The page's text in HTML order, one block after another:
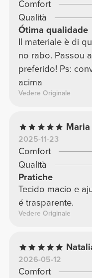
Comfort
Qualità
Ótima qualidade
Il materiale è di
no rabo. Passou
preferido! Ps:
acima
Vedere Originale
Maria
2025-11-23
Comfort
Qualità
Pratiche
Tecido macio e
é trasparente.
Vedere Originale
2026-05-12
Comfort